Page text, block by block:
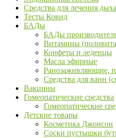
Средства для лечения
Тесты Ковид
БАДы
БАДы
Витамины
Конфеты и леденцы
Масла эфирные
Ранозаживляющие,
Средства для ванн
Вакцины
Гомеопатические средства
Гомеопатические
Детские товары
Косметика Джонсон
Соски пустышки